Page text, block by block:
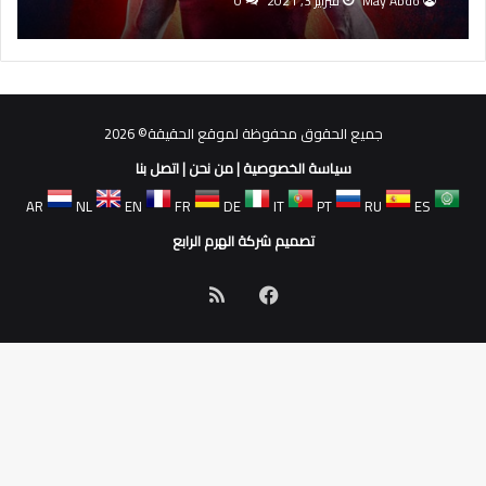
جميع الحقوق محفوظة لموقع الحقيقة© 2026
سياسة الخصوصية|من نحن|اتصل بنا
AR
NL EN FR DE IT PT RU
ES
تصميم شركة الهرم الرابع
فيسبوك
الموقع